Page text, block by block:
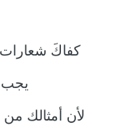
كفاكَ شعارات
يجب
لأن أمثالك